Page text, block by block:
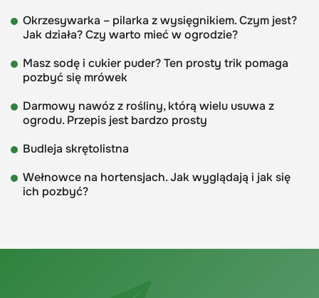
Okrzesywarka – pilarka z wysięgnikiem. Czym jest?
Jak działa? Czy warto mieć w ogrodzie?
Masz sodę i cukier puder? Ten prosty trik pomaga
pozbyć się mrówek
Darmowy nawóz z rośliny, którą wielu usuwa z
ogrodu. Przepis jest bardzo prosty
Budleja skrętolistna
Wełnowce na hortensjach. Jak wyglądają i jak się
ich pozbyć?